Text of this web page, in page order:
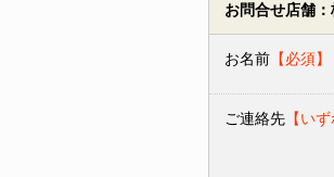
お問合せ店舗
お名前 【必須】
ご連絡先 【い